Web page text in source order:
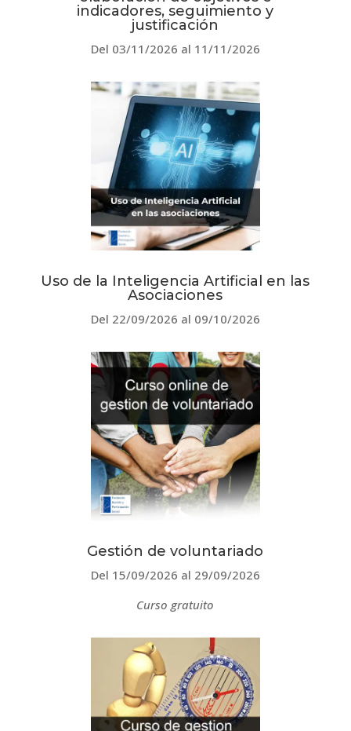
indicadores, seguimiento y
justificación
Del 03/11/2026 al 11/11/2026
Uso de la Inteligencia Artificial en las
Asociaciones
Del 22/09/2026 al 09/10/2026
Gestión de voluntariado
Del 15/09/2026 al 29/09/2026
Curso gratuito